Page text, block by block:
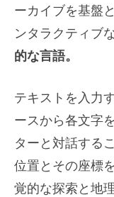
ーカイブを基盤
ンタラクティブ
的な言語。
テキストを入力
ースから各文字
ターと対話する
位置とその座標
覚的な探索と地